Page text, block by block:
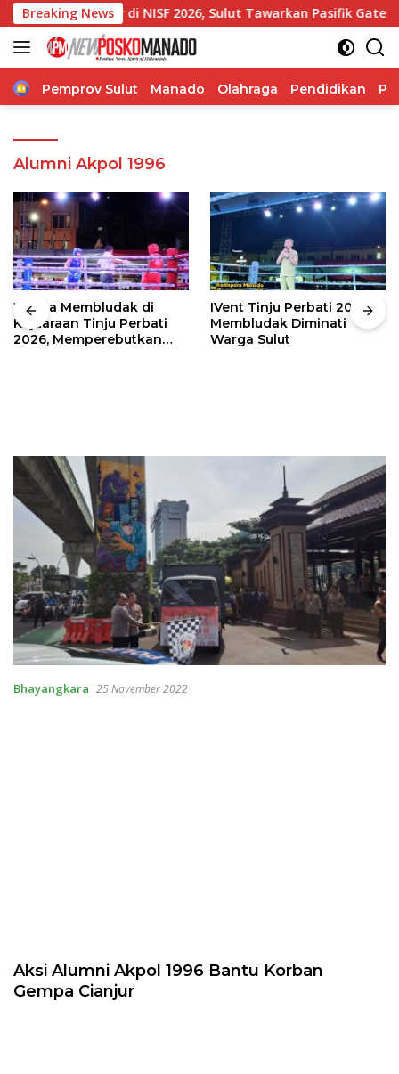
Langsung
ke
konten
Breaking News
Gubernur di NISF 2026, Sulut Tawarkan Pasifik Gateway
Home
Pemprov Sulut Manado Olahraga Pendidikan
Alumni Akpol 1996
Warga Membludak di
Kejuaraan Tinju Perbati
2026, Memperebutkan
IVent Tinju Perbati 2026
Membludak Diminati
Warga Sulut
Bhayangkara 25 November 2022
Aksi Alumni Akpol 1996 Bantu Korban
Gempa Cianjur